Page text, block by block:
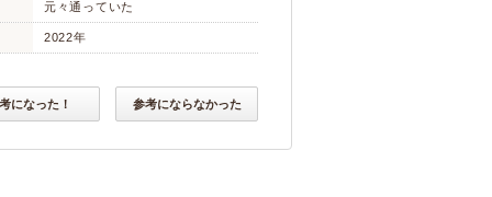
元々通っていた
2022年
になった！ 参考にならなかった